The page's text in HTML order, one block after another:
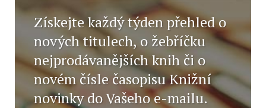
Získejte každý týden přehled o
nových titulech, o žebříčku
nejprodávanějších knih či o
novém čísle časopisu Knižní
novinky do Vašeho e-mailu.